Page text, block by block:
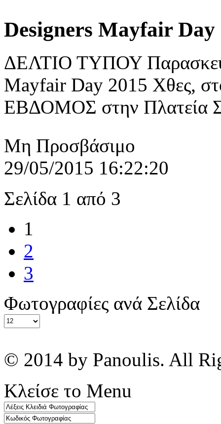
Designers Mayfair Day
ΔΕΛΤΙΟ ΤΥΠΟΥ
Mayfair Day 2015 Χθες,
ΕΒΔΟΜΟΣ στην Πλατεία
Μη Προσβάσιμο
29/05/2015 16:22:20
Σελίδα 1 από 3
1
2
3
Φωτογραφίες ανά Σελίδα
© 2014 by Panoulis. All
Κλείσε το Menu